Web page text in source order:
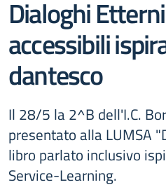
Dialoghi
accessibili
dantesco
Il 28/5 la 2^B dell'I.C.
presentato alla LUMSA
libro parlato inclusivo
Service-Learning.